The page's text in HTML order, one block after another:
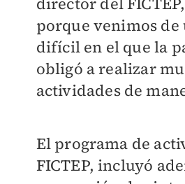
porque venimos de
difícil en el que la
obligó a realizar
actividades de
El programa de
FICTEP, incluyó